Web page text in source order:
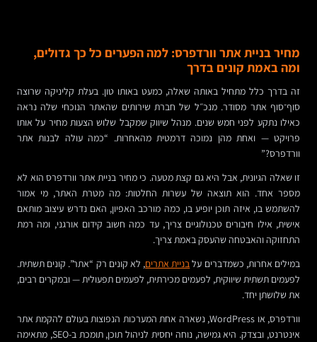
מחיר בניית אתר וורדפרס: למה הפערים כל כך גדולים,
ומה באמת קונים בדרך
זה בדרך כלל מתחיל באותה שאלה, כמעט באותו טון. בעלת קליניקה שרוצה
סוף־סוף אתר מסודר. מנכ״ל של חברת שירותים שהאתר הנוכחי שלה נראה
כאילו נתקע לפני חמש שנים. מנהל שיווק שמקבל שלוש הצעות מחיר על אותו
פרויקט — ואחת מהן נמוכה דרמטית מהאחרות. “כמה עולה לבנות אתר
וורדפרס?”
זו שאלה הגיונית, אבל היא גם קצת מטעה. כי מחיר בניית אתר וורדפרס הוא לא
מספר אחד. הוא תוצאה של עשרות החלטות: מה מטרת האתר, מי אמור
להשתמש בו, איזה תוכן יופיע בו, כמה מורכב האפיון, האם נדרש עיצוב מותאם
אישית, אילו חיבורים טכנולוגיים צריך, עד כמה חשוב קידום אורגני, ומה רמת
התחזוקה והאבטחה שהעסק באמת צריך.
במילים אחרות, כשמדברים עלבניית אתרים, לא קונים רק “אתר”. קונים תשתית.
לפעמים תשתית שיווקית, לפעמים מכירתית, לפעמים תפעולית — ובמקרים רבים,
את שלושתן יחד.
וורדפרס, או WordPress, נשארה אחת המערכות הנפוצות בעולם להקמת אתר
אינטרנט, ובצדק. היא גמישה, נוחה יחסית לניהול תוכן, תומכת ב-SEO, מתאימה